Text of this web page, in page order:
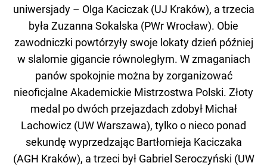
uniwersjady – Olga Kaciczak (UJ Kraków), a trzecia
była Zuzanna Sokalska (PWr Wrocław). Obie
zawodniczki powtórzyły swoje lokaty dzień później
w slalomie gigancie równoległym. W zmaganiach
panów spokojnie można by zorganizować
nieoficjalne Akademickie Mistrzostwa Polski. Złoty
medal po dwóch przejazdach zdobył Michał
Lachowicz (UW Warszawa), tylko o nieco ponad
sekundę wyprzedzając Bartłomieja Kaciczaka
(AGH Kraków), a trzeci był Gabriel Seroczyński (UW